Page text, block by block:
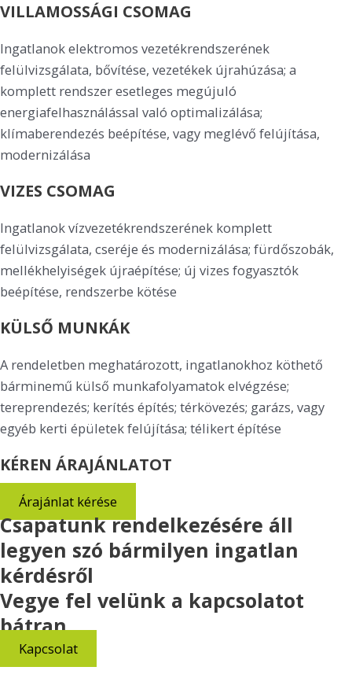
VILLAMOSSÁGI CSOMAG
Ingatlanok elektromos vezetékrendszerének
felülvizsgálata, bővítése, vezetékek újrahúzása; a
komplett rendszer esetleges megújuló
energiafelhasználással való optimalizálása;
klímaberendezés beépítése, vagy meglévő felújítása,
modernizálása
VIZES CSOMAG
Ingatlanok vízvezetékrendszerének komplett
felülvizsgálata, cseréje és modernizálása; fürdőszobák,
mellékhelyiségek újraépítése; új vizes fogyasztók
beépítése, rendszerbe kötése
KÜLSŐ MUNKÁK
A rendeletben meghatározott, ingatlanokhoz köthető
bárminemű külső munkafolyamatok elvégzése;
tereprendezés; kerítés építés; térkövezés; garázs, vagy
egyéb kerti épületek felújítása; télikert építése
KÉREN ÁRAJÁNLATOT
Árajánlat kérése
Csapatunk rendelkezésére áll
legyen szó bármilyen ingatlan
kérdésről
Vegye fel velünk a kapcsolatot
bátran
Kapcsolat